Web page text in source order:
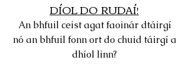
DÍOL DO RUDAÍ!
An bhfuil ceist agat faoinár dtáirgí
nó an bhfuil fonn ort do chuid táirgí a
dhíol linn?